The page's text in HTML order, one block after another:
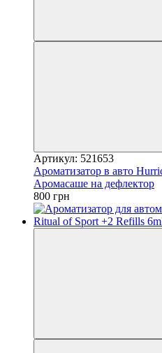
Артикул: 521653
Ароматизатор в авто
Аромасаше на дефлектор
800 грн